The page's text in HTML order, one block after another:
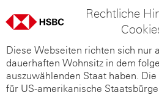
Rechtliche
Diese Webseiten richten sich nur
dauerhaften Wohnsitz in dem
auszuwählenden Staat haben.
für US-amerikanische